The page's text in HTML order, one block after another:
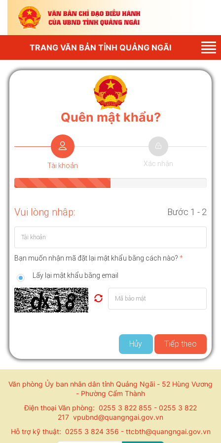
TRANG VĂN BẢN TỈNH QUẢNG NGÃI
Quên mật khẩu?
Tài khoản Xác nhận
Vui lòng nhập: Bước 1 - 2
Bạn muốn nhận mã đặt lại mật khẩu bằng cách nào?*
Lấy lại mật khẩu bằng email
Hủy Tiếp theo
Văn phòng Ủy ban nhân dân tỉnh Quảng Ngãi - 52 Hùng Vương
- Phường Cẩm Thành
Điện thoại Văn phòng: 0255 3 822 855 - 0255 3 822
217 vpubnd@quangngai.gov.vn
Hỗ trợ kỹ thuật: 0255 3 824 356 - ttcbth@quangngai.gov.vn